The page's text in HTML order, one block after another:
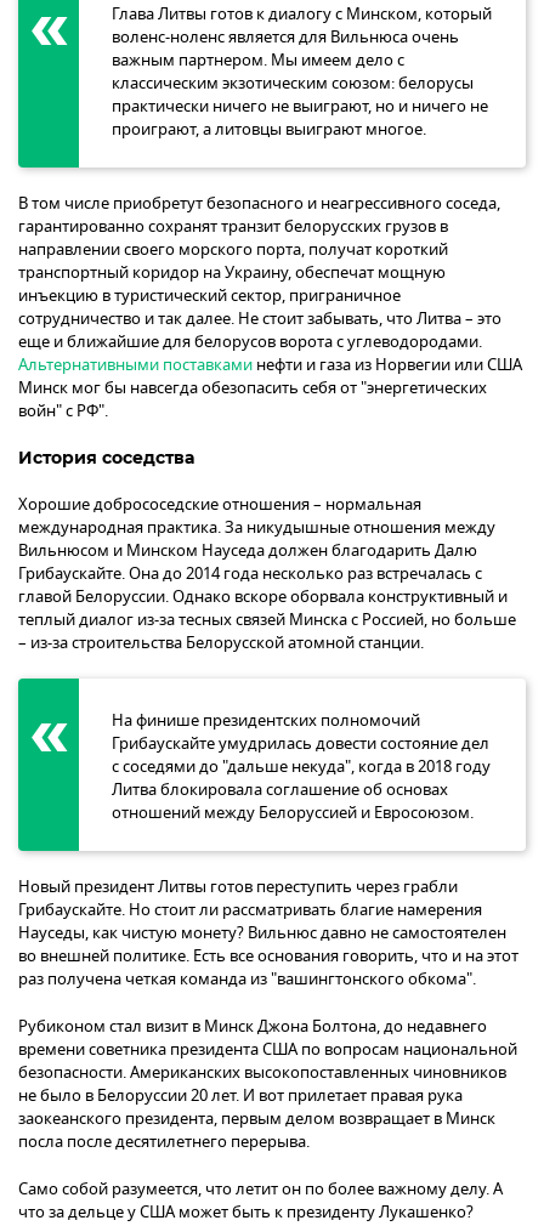
Глава Литвы готов к диалогу с Минском, который
воленс-ноленс является для Вильнюса очень
важным партнером. Мы имеем дело с
классическим экзотическим союзом: белорусы
практически ничего не выиграют, но и ничего не
проиграют, а литовцы выиграют многое.
В том числе приобретут безопасного и неагрессивного соседа,
гарантированно сохранят транзит белорусских грузов в
направлении своего морского порта, получат короткий
транспортный коридор на Украину, обеспечат мощную
инъекцию в туристический сектор, приграничное
сотрудничество и так далее. Не стоит забывать, что Литва – это
еще и ближайшие для белорусов ворота с углеводородами.
Альтернативными поставками нефти и газа из Норвегии или США
Минск мог бы навсегда обезопасить себя от "энергетических
войн" с РФ".
История соседства
Хорошие добрососедские отношения – нормальная
международная практика. За никудышные отношения между
Вильнюсом и Минском Науседа должен благодарить Далю
Грибаускайте. Она до 2014 года несколько раз встречалась с
главой Белоруссии. Однако вскоре оборвала конструктивный и
теплый диалог из-за тесных связей Минска с Россией, но больше
– из-за строительства Белорусской атомной станции.
На финише президентских полномочий
Грибаускайте умудрилась довести состояние дел
с соседями до "дальше некуда", когда в 2018 году
Литва блокировала соглашение об основах
отношений между Белоруссией и Евросоюзом.
Новый президент Литвы готов переступить через грабли
Грибаускайте. Но стоит ли рассматривать благие намерения
Науседы, как чистую монету? Вильнюс давно не самостоятелен
во внешней политике. Есть все основания говорить, что и на этот
раз получена четкая команда из "вашингтонского обкома".
Рубиконом стал визит в Минск Джона Болтона, до недавнего
времени советника президента США по вопросам национальной
безопасности. Американских высокопоставленных чиновников
не было в Белоруссии 20 лет. И вот прилетает правая рука
заокеанского президента, первым делом возвращает в Минск
посла после десятилетнего перерыва.
Само собой разумеется, что летит он по более важному делу. А
что за дельце у США может быть к президенту Лукашенко?